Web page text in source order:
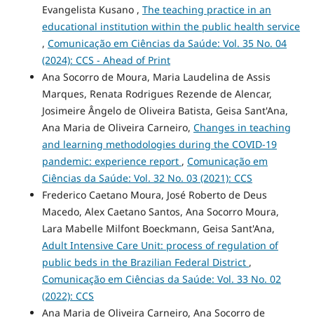
Evangelista Kusano , The teaching practice in an
educational institution within the public health service
, Comunicação em Ciências da Saúde: Vol. 35 No. 04
(2024): CCS - Ahead of Print
Ana Socorro de Moura, Maria Laudelina de Assis
Marques, Renata Rodrigues Rezende de Alencar,
Josimeire Ângelo de Oliveira Batista, Geisa Sant'Ana,
Ana Maria de Oliveira Carneiro, Changes in teaching
and learning methodologies during the COVID-19
pandemic: experience report , Comunicação em
Ciências da Saúde: Vol. 32 No. 03 (2021): CCS
Frederico Caetano Moura, José Roberto de Deus
Macedo, Alex Caetano Santos, Ana Socorro Moura,
Lara Mabelle Milfont Boeckmann, Geisa Sant'Ana,
Adult Intensive Care Unit: process of regulation of
public beds in the Brazilian Federal District ,
Comunicação em Ciências da Saúde: Vol. 33 No. 02
(2022): CCS
Ana Maria de Oliveira Carneiro, Ana Socorro de